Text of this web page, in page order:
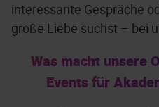
interessante Gespräche
große Liebe suchst – bei
Was macht unsere
Events für